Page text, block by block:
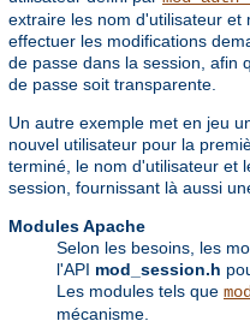
extraire les nom d'utilisateur et
effectuer les modifications
de passe dans la session, afin
de passe soit transparente.
Un autre exemple met en jeu
nouvel utilisateur pour la
terminé, le nom d'utilisateur et
session, fournissant là aussi
Modules Apache
Selon les besoins, les
l'API mod_session.h
Les modules tels que
mécanisme.